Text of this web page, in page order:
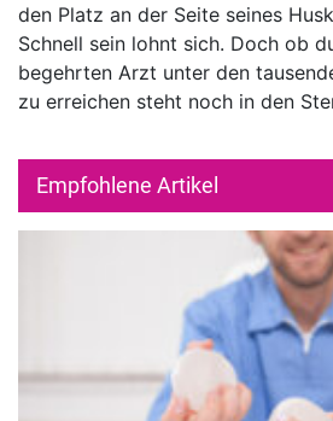
den Platz an der Seite seines
Schnell sein lohnt sich. Doch ob
begehrten Arzt unter den
zu erreichen steht noch in den
Empfohlene Artikel